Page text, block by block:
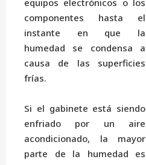
equipos electrónicos o los
componentes hasta el
instante en que la
humedad se condensa a
causa de las superficies
frías.
Si el gabinete está siendo
enfriado por un aire
acondicionado, la mayor
parte de la humedad es